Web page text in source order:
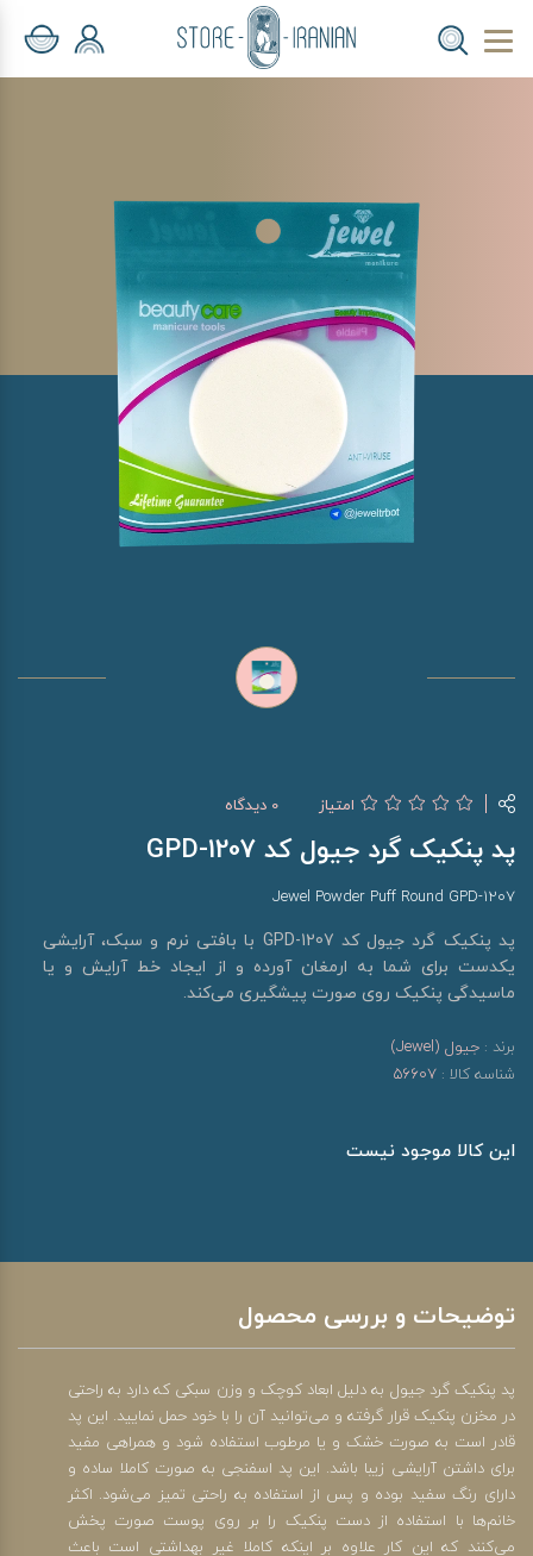
امتیاز 0 دیدگاه
پد پنکیک گرد جیول کد GPD-1207
Jewel Powder Puff Round GPD-1207
پد پنکیک گرد جیول کد GPD-1207 با بافتی نرم و سبک، آرایشی
یکدست برای شما به ارمغان آورده و از ایجاد خط آرایش و یا
ماسیدگی پنکیک روی صورت پیشگیری می‌کند.
برند : جیول (Jewel)
شناسه کالا : 56607
این کالا موجود نیست
توضیحات و بررسی محصول
پد پنکیک گرد جیول به دلیل ابعاد کوچک و وزن سبکی که دارد به راحتی
در مخزن پنکیک قرار گرفته و می‌توانید آن را با خود حمل نمایید. این پد
قادر است به صورت خشک و یا مرطوب استفاده شود و همراهی مفید
برای داشتن آرایشی زیبا باشد. این پد اسفنجی به صورت کاملا ساده و
دارای رنگ سفید بوده و پس از استفاده به راحتی تمیز می‌شود. اکثر
خانم‌ها با استفاده از دست پنکیک را بر روی پوست صورت پخش
می‌کنند که این کار علاوه بر اینکه کاملا غیر بهداشتی است باعث